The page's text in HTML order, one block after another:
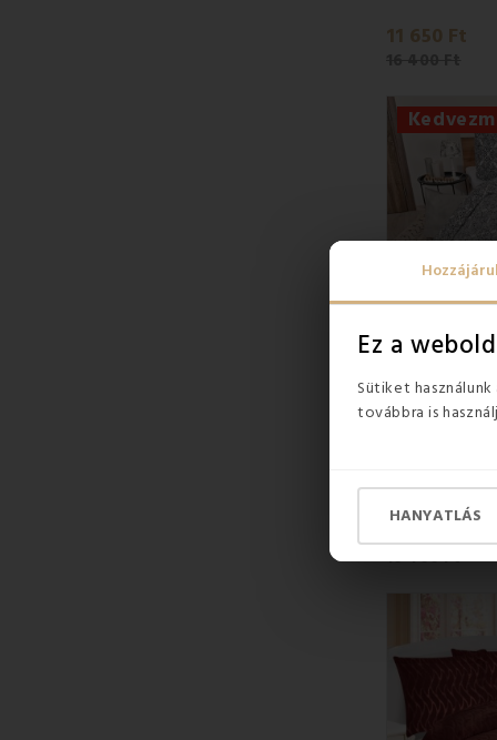
Ez a
Sütiket
továbbra is
HANYATLÁS
11 650 Ft
16 400 Ft